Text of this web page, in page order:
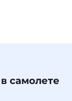
самолете